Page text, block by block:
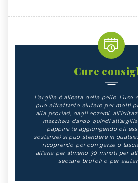
Cure
L'argilla è alleata della pelle. L’uso
puo altrattanto aiutare per molti
alla psoriasi, dagli eczemi,
maschera dando quindi
pappina (e aggiungendo oli
sostanze) si può stendere in
ricoprendo poi con garze o
all’aria per almeno 30 minuti per
seccare brufoli o per